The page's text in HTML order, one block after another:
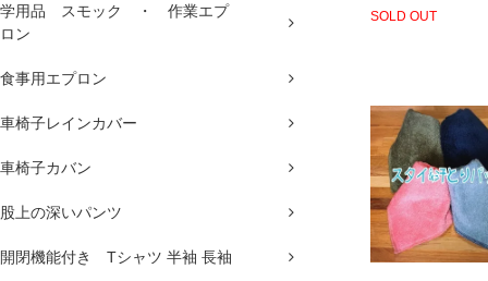
学用品 スモック ・ 作業エプ
ロン
食事用エプロン
車椅子レインカバー
車椅子カバン
股上の深いパンツ
開閉機能付き Tシャツ 半袖 長袖
SOLD OUT